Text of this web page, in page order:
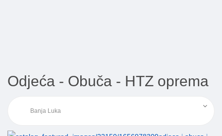
Odjeća - Obuča - HTZ oprema